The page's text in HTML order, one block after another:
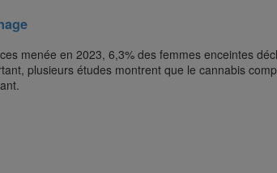
menée en 2023, 6,3% des femmes enceintes
plusieurs études montrent que le cannabis